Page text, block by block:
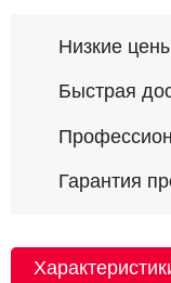
Низкие
Быстрая
Гарантия